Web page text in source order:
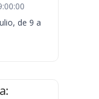
de 9 a